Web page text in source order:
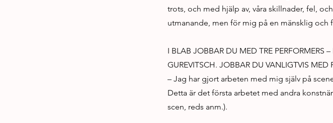
trots, och med hjälp av, våra skillnader, fel,
utmanande, men för mig på en mänsklig och
I BLAB JOBBAR DU MED TRE PERFORMERS
GUREVITSCH. JOBBAR DU VANLIGTVIS MED
– Jag har gjort arbeten med mig själv på
Detta är det första arbetet med andra
scen, reds anm.).